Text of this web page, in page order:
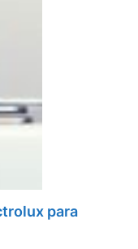
para